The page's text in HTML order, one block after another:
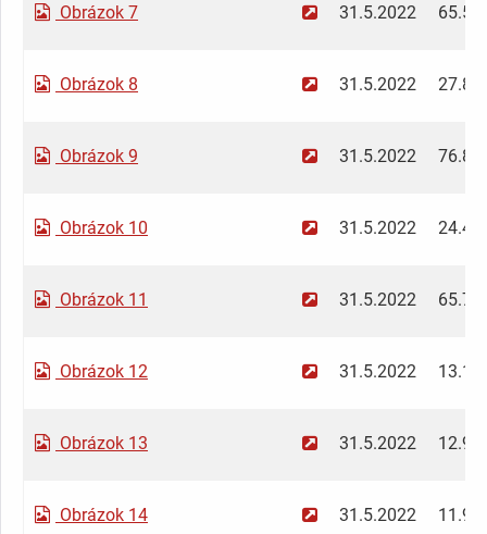
Obrázok 7 31.5.2022 65.53
Obrázok 8 31.5.2022 27.82
Obrázok 9 31.5.2022 76.89
Obrázok 10 31.5.2022 24.41
Obrázok 11 31.5.2022 65.79
Obrázok 12 31.5.2022 13.15
Obrázok 13 31.5.2022 12.91
Obrázok 14 31.5.2022 11.92